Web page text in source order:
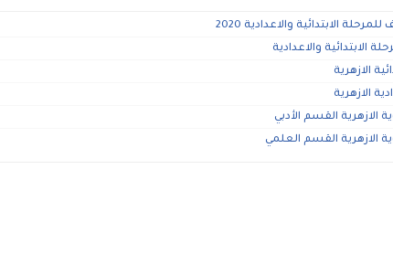
الابتدائية والاعدادية 2020
والاعدادية
الازهرية
الازهرية
الازهرية القسم الأدبي
الازهرية القسم العلمي